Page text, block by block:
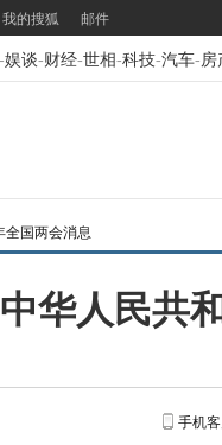
我的搜狐 邮件
-娱谈-财经-世相-科技-汽车-房
全国两会消息
华人民共
手机